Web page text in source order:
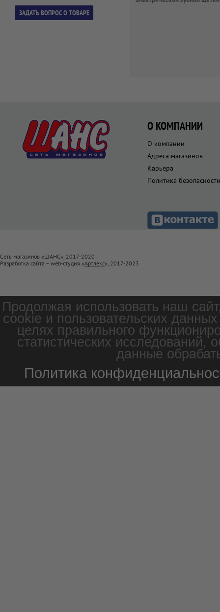
О КОМПАНИИ
О компании
Адреса магазинов
Карьера
Политика безопасности
Сеть магазинов «ШАНС», 2017-2020
Разработка сайта – web-студия «Артлекс», 2017-2023
Продолжая использовать наш
cookie и пользовательских
целях правильного
статистических
данные
Политика